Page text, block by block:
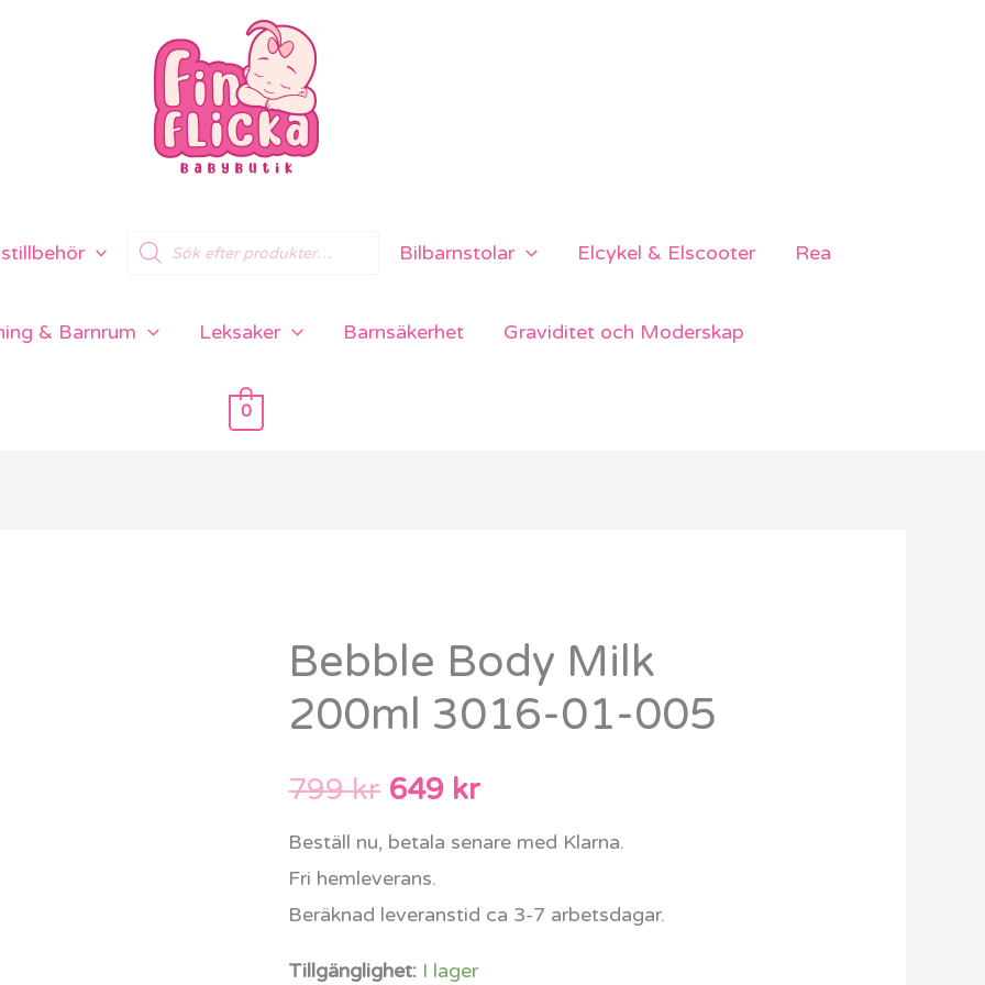
Products
search
Bilbarnstolar Elcykel & Elscooter Rea
& Barnrum Leksaker Barnsäkerhet Graviditet och Moderskap
0
Bebble Body Milk
200ml 3016-01-005
799kr
Det
ursprungliga
priset
var:
799 kr.
649 kr
Det
nuvarande
Beställ nu, betala senare med Klarna.
Fri hemleverans.
Beräknad leveranstid ca 3-7 arbetsdagar.
Tillgänglighet: I lager
Bebble
Milk
3016-
01-
005
mängd